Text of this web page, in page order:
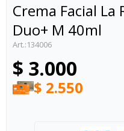
Crema Facial La
Duo+ M 40ml
134006
$ 3.000
$ 2.550